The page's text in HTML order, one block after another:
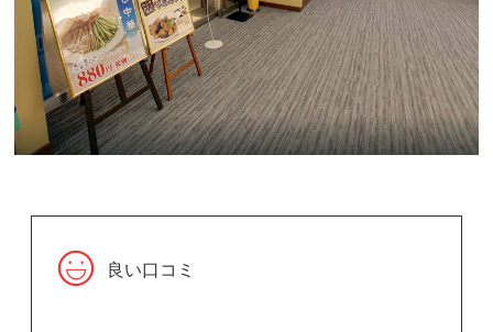
良い口コミ